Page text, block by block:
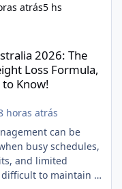
atrás5 hs
Truth Behind This
2026: The
Loss Formula,
Know!
horas atrás
can be
busy schedules,
and limited
to maintain a